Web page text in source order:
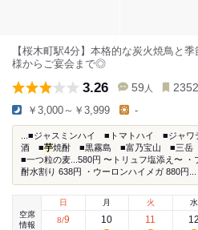
【桜木町駅4分】本格的な炭火焼鳥と
様からご宴会まで◎
3.26 59 人 2352
￥3,000～￥3,999 -
...■ジャスミンハイ ■トマトハイ ■ジャ
酒 ■芋焼酎 ■黒霧島 ■富乃宝山 ■三
■一つ粒の麦...580円 〜トリュフ塩添え〜 ・
酎水割り 638円 ・ウーロンハイメガ 880円...
空席
情報
日
8/9
月
10
火
11
水
12